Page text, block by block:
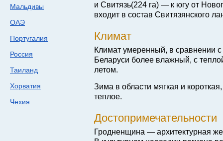
Мальдивы
ОАЭ
Португалия
Россия
Таиланд
Хорватия
Чехия
и Свитязь(224 га) — к югу от
входит в состав Свитязянского
Климат
Климат умеренный, в сравнении
Беларуси более влажный, с
летом.
Зима в области мягкая и
теплое.
Достопримечательности
Гродненщина — архитектурная